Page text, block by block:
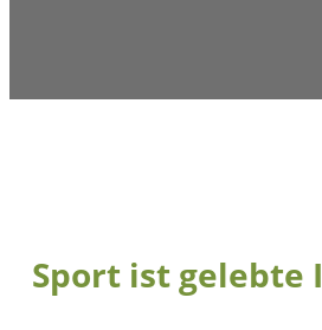
Sport ist gelebte